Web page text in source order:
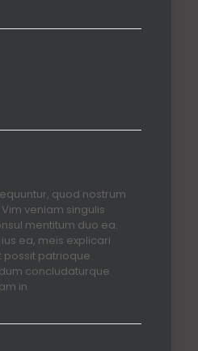
quod nostrum
veniam singulis
mentitum duo ea.
ea, meis explicari
possit patrioque
concludaturque
in.